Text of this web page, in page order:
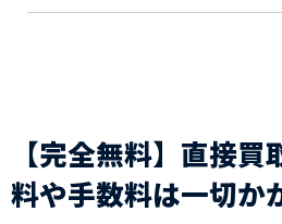
【完全無料】直接
料や手数料は一切か